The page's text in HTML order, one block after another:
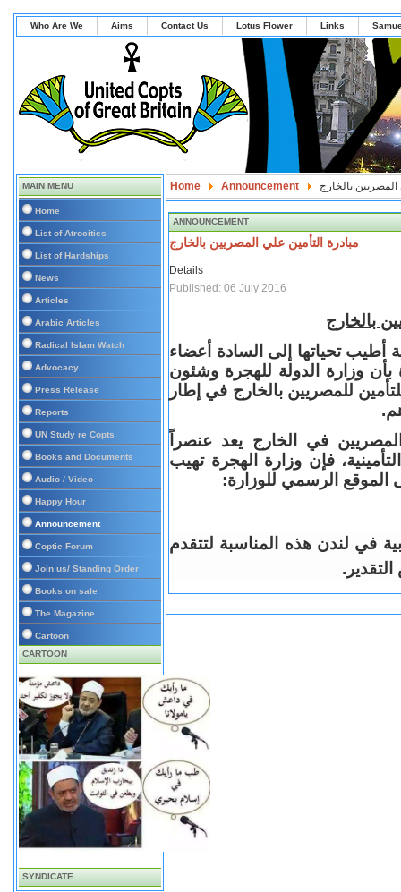
Who Are We Aims Contact Us Lotus Flower Links
MAIN MENU
Home
List of Atrocities
List of Hardships
News
Articles
Arabic Articles
Radical Islam Watch
Advocacy
Press Release
Reports
UN Study re Copts
Books and Documents
Audio / Video
Happy Hour
Announcement
Coptic Forum
Join us/ Standing Order
Books on sale
The Magazine
Cartoon
CARTOON
SYNDICATE
Home Announcement المصريين بالخارج
ANNOUNCEMENT
مبادرة التأمين علي المصريين بالخارج
Details
Published: 06 July 2016
بالخارج
أطيب تحياتها إلى السادة أعضاء
بأن وزارة الدولة للهجرة وشئون
للمصريين بالخارج في إطار
في الخارج يعد عنصراً
فإن وزارة الهجرة تهيب
الموقع الرسمي للوزارة:
في لندن هذه المناسبة لتتقدم